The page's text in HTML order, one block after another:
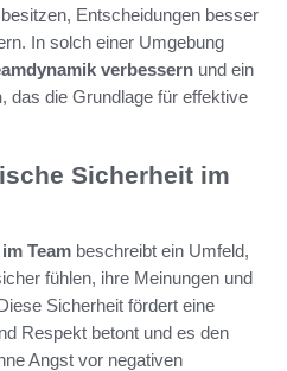
besitzen, Entscheidungen besser
In solch einer Umgebung
verbessern und ein
, das die Grundlage für effektive
Sicherheit im
Team beschreibt ein Umfeld,
fühlen, ihre Meinungen und
Sicherheit fördert eine
Respekt betont und es den
Angst vor negativen